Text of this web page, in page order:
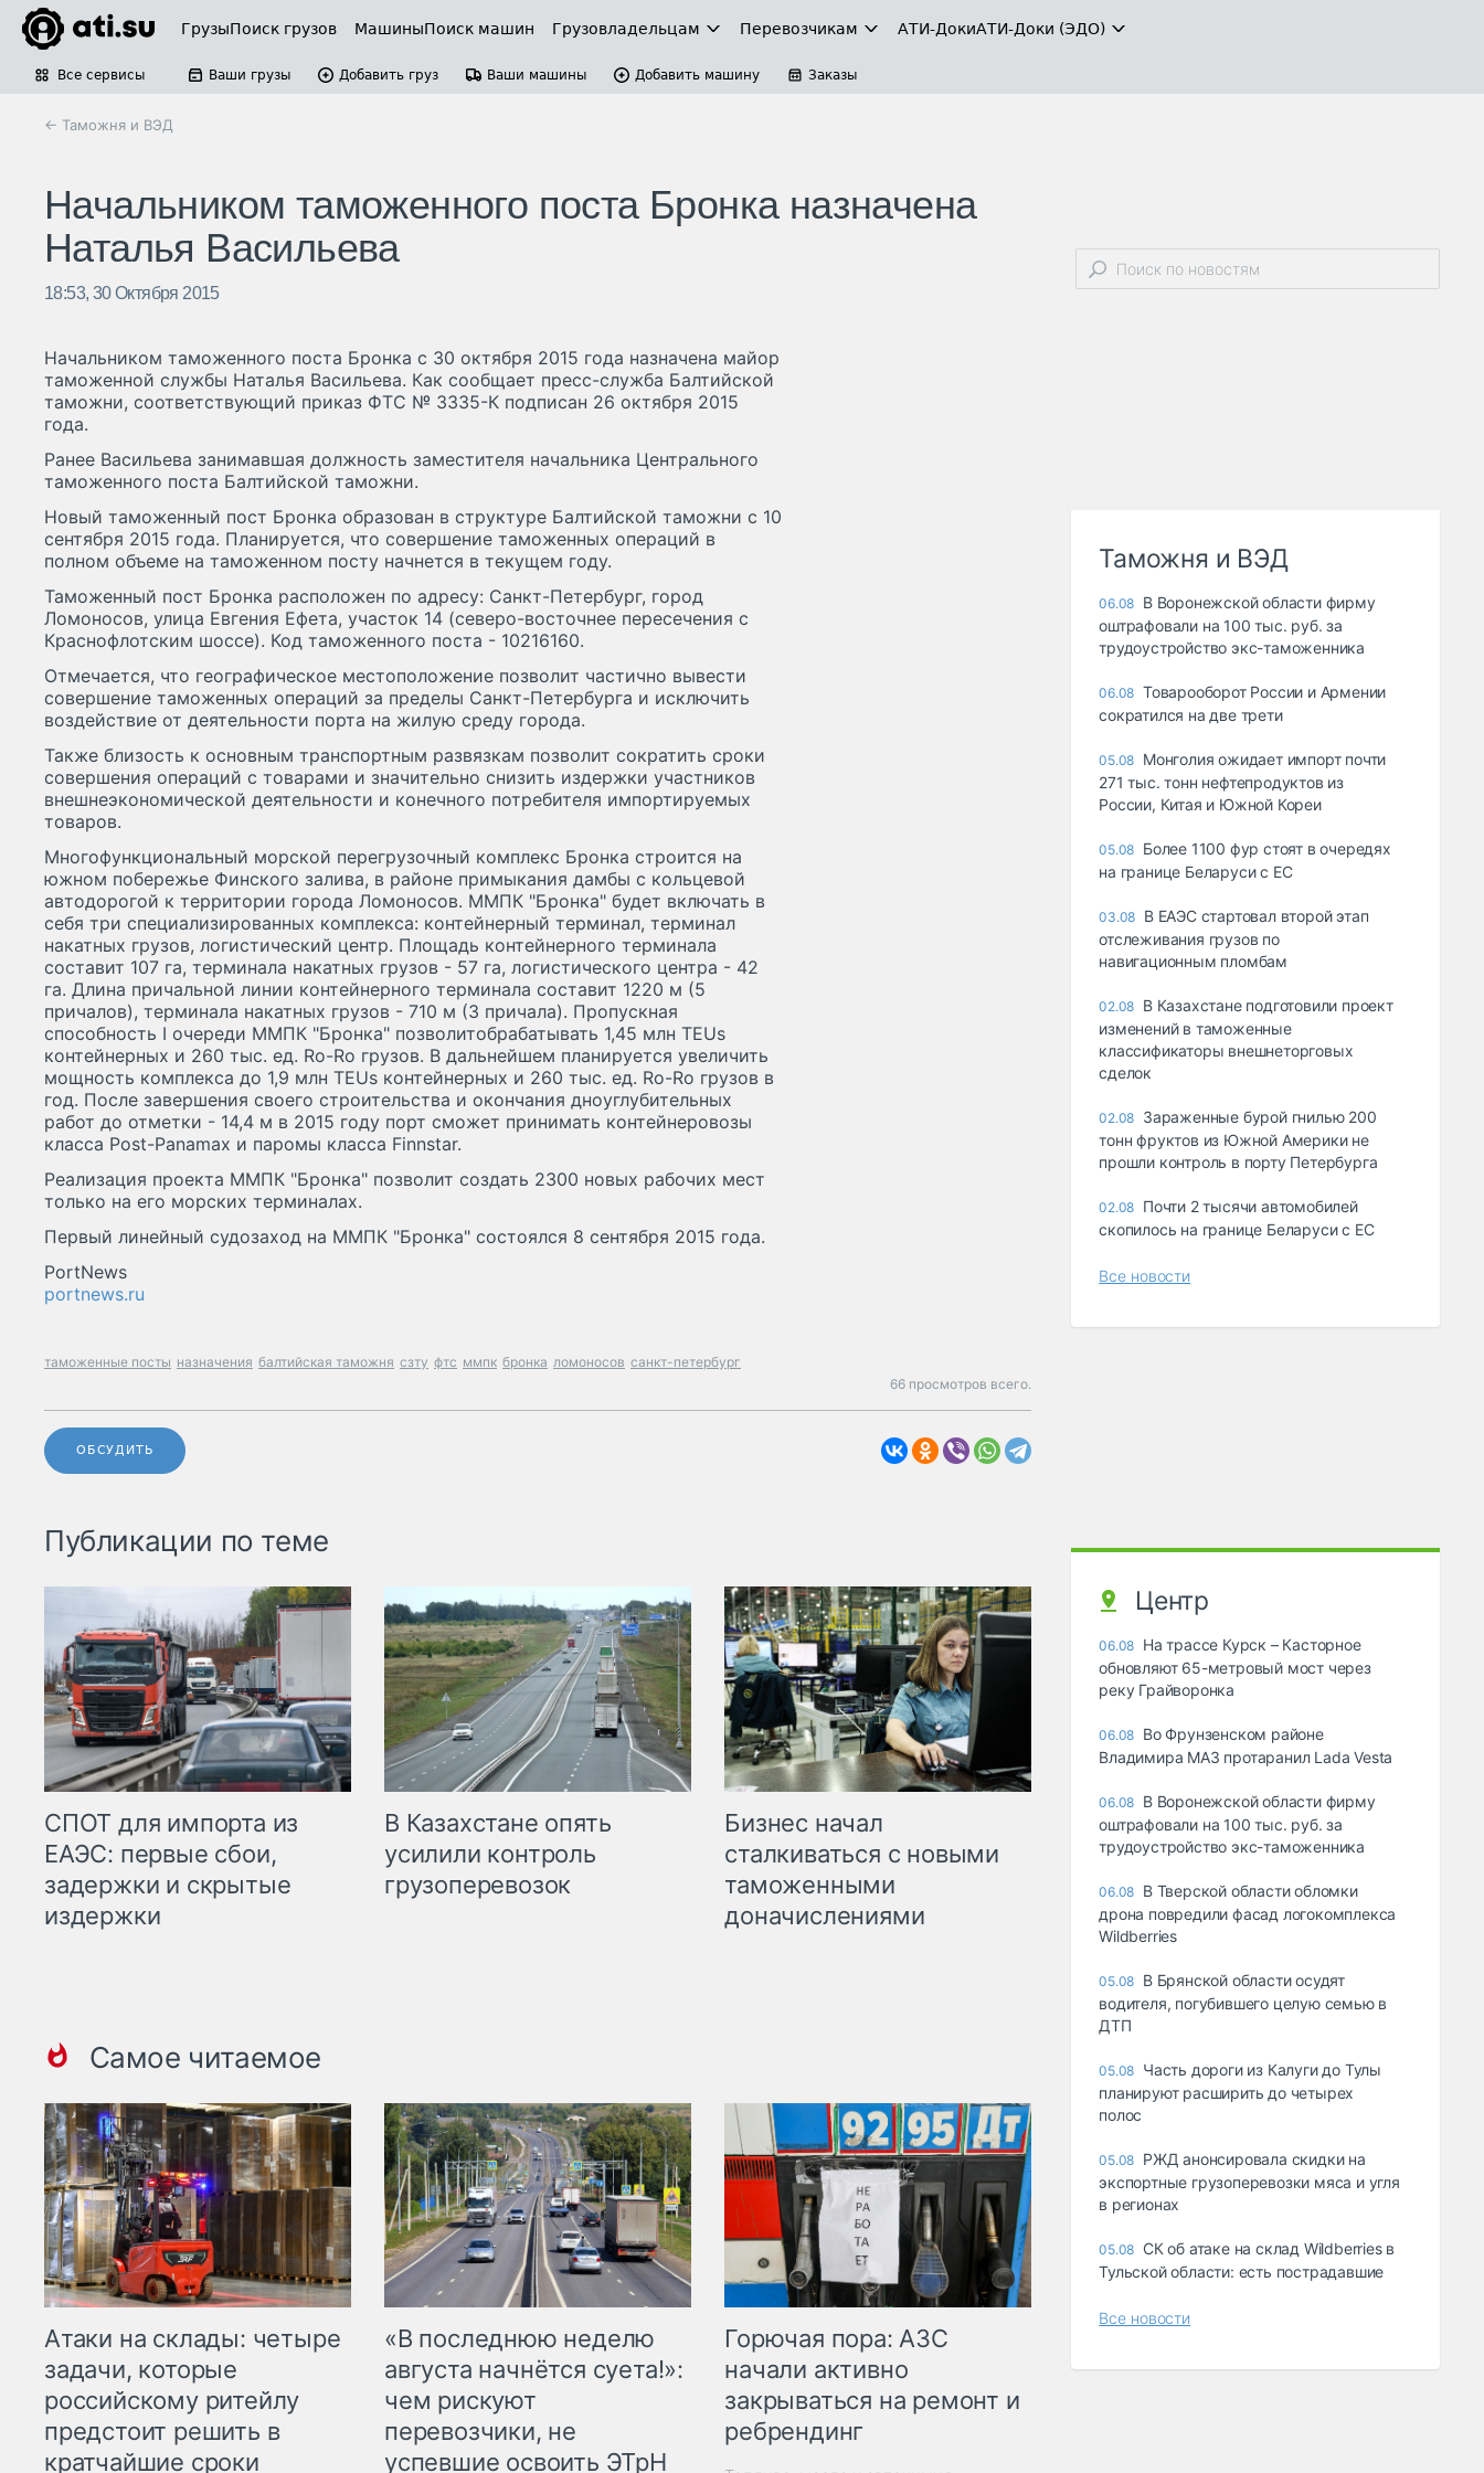
ГрузыПоиск грузов МашиныПоиск машин Грузовладельцам Перевозчикам АТИ-ДокиАТИ-Доки (ЭДО)
Все сервисы Ваши грузы Добавить груз Ваши машины Добавить машину Заказы
← Таможня и ВЭД
Начальником таможенного поста Бронка назначена
Наталья Васильева
18:53, 30 Октября 2015
Начальником таможенного поста Бронка с 30 октября 2015 года назначена майор
таможенной службы Наталья Васильева. Как сообщает пресс-служба Балтийской
таможни, соответствующий приказ ФТС № 3335-К подписан 26 октября 2015
года.
Ранее Васильева занимавшая должность заместителя начальника Центрального
таможенного поста Балтийской таможни.
Новый таможенный пост Бронка образован в структуре Балтийской таможни с 10
сентября 2015 года. Планируется, что совершение таможенных операций в
полном объеме на таможенном посту начнется в текущем году.
Таможенный пост Бронка расположен по адресу: Санкт-Петербург, город
Ломоносов, улица Евгения Ефета, участок 14 (северо-восточнее пересечения с
Краснофлотским шоссе). Код таможенного поста - 10216160.
Отмечается, что географическое местоположение позволит частично вывести
совершение таможенных операций за пределы Санкт-Петербурга и исключить
воздействие от деятельности порта на жилую среду города.
Также близость к основным транспортным развязкам позволит сократить сроки
совершения операций с товарами и значительно снизить издержки участников
внешнеэкономической деятельности и конечного потребителя импортируемых
товаров.
Многофункциональный морской перегрузочный комплекс Бронка строится на
южном побережье Финского залива, в районе примыкания дамбы с кольцевой
автодорогой к территории города Ломоносов. ММПК "Бронка" будет включать в
себя три специализированных комплекса: контейнерный терминал, терминал
накатных грузов, логистический центр. Площадь контейнерного терминала
составит 107 га, терминала накатных грузов - 57 га, логистического центра - 42
га. Длина причальной линии контейнерного терминала составит 1220 м (5
причалов), терминала накатных грузов - 710 м (3 причала). Пропускная
способность I очереди ММПК "Бронка" позволитобрабатывать 1,45 млн TEUs
контейнерных и 260 тыс. ед. Ro-Ro грузов. В дальнейшем планируется увеличить
мощность комплекса до 1,9 млн TEUs контейнерных и 260 тыс. ед. Ro-Ro грузов в
год. После завершения своего строительства и окончания дноуглубительных
работ до отметки - 14,4 м в 2015 году порт сможет принимать контейнеровозы
класса Рost-Panamax и паромы класса Finnstar.
Реализация проекта ММПК "Бронка" позволит создать 2300 новых рабочих мест
только на его морских терминалах.
Первый линейный судозаход на ММПК "Бронка" состоялся 8 сентября 2015 года.
PortNews
portnews.ru
таможенные посты назначения балтийская таможня сзту фтс ммпк бронка ломоносов санкт-петербург
66 просмотров всего.
ОБСУДИТЬ
Публикации по теме
СПОТ для импорта из
ЕАЭС: первые сбои,
задержки и скрытые
издержки
В Казахстане опять
усилили контроль
грузоперевозок
Бизнес начал
сталкиваться с новыми
таможенными
доначислениями
Самое читаемое
Атаки на склады: четыре
задачи, которые
российскому ритейлу
предстоит решить в
кратчайшие сроки
«В последнюю неделю
августа начнётся суета!»:
чем рискуют
перевозчики, не
успевшие освоить ЭТрН
Горючая пора: АЗС
начали активно
закрываться на ремонт и
ребрендинг
Таможня и ВЭД
06.08 В Воронежской области фирму
оштрафовали на 100 тыс. руб. за
трудоустройство экс-таможенника
06.08 Товарооборот России и Армении
сократился на две трети
05.08 Монголия ожидает импорт почти
271 тыс. тонн нефтепродуктов из
России, Китая и Южной Кореи
05.08 Более 1100 фур стоят в очередях
на границе Беларуси с ЕС
03.08 В ЕАЭС стартовал второй этап
отслеживания грузов по
навигационным пломбам
02.08 В Казахстане подготовили проект
изменений в таможенные
классификаторы внешнеторговых
сделок
02.08 Зараженные бурой гнилью 200
тонн фруктов из Южной Америки не
прошли контроль в порту Петербурга
02.08 Почти 2 тысячи автомобилей
скопилось на границе Беларуси с ЕС
Все новости
Центр
06.08 На трассе Курск – Касторное
обновляют 65-метровый мост через
реку Грайворонка
06.08 Во Фрунзенском районе
Владимира МАЗ протаранил Lada Vesta
06.08 В Воронежской области фирму
оштрафовали на 100 тыс. руб. за
трудоустройство экс-таможенника
06.08 В Тверской области обломки
дрона повредили фасад логокомплекса
Wildberries
05.08 В Брянской области осудят
водителя, погубившего целую семью в
ДТП
05.08 Часть дороги из Калуги до Тулы
планируют расширить до четырех
полос
05.08 РЖД анонсировала скидки на
экспортные грузоперевозки мяса и угля
в регионах
05.08 СК об атаке на склад Wildberries в
Тульской области: есть пострадавшие
Все новости